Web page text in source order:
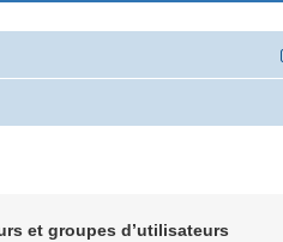
et groupes d’utilisateurs